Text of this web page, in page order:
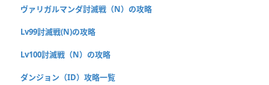
ヴァリガルマンダ討滅戦（N）の攻略
Lv99討滅戦(N)の攻略
Lv100討滅戦（N）の攻略
ダンジョン（ID）攻略一覧